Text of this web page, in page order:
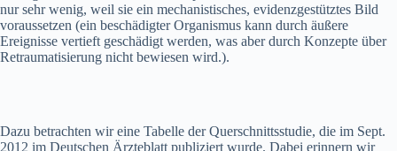
nur sehr wenig, weil sie ein mechanistisches, evidenzgestütztes Bild
voraussetzen (ein beschädigter Organismus kann durch äußere
Ereignisse vertieft geschädigt werden, was aber durch Konzepte über
Retraumatisierung nicht bewiesen wird.).
Dazu betrachten wir eine Tabelle der Querschnittsstudie, die im Sept.
2012 im Deutschen Ärzteblatt publiziert wurde. Dabei erinnern wir